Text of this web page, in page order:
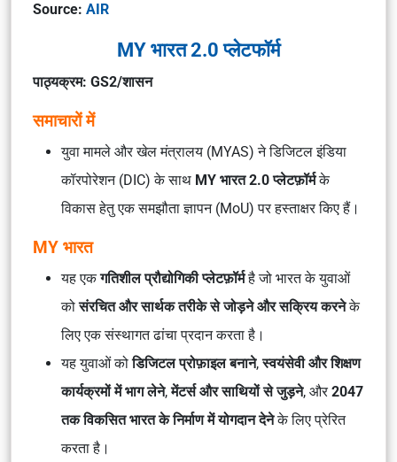
Source: AIR
MY भारत 2.0 प्लेटफॉर्म
पाठ्यक्रम: GS2/शासन
समाचारों में
युवा मामले और खेल मंत्रालय (MYAS) ने डिजिटल इंडिया
कॉरपोरेशन (DIC) के साथ MY भारत 2.0 प्लेटफ़ॉर्मके
विकास हेतु एक समझौता ज्ञापन (MoU) पर हस्ताक्षर किए हैं।
MY भारत
यह एकगतिशील प्रौद्योगिकी प्लेटफ़ॉर्महै जो भारत के युवाओं
कोसंरचित और सार्थक तरीके से जोड़ने और सक्रिय करनेके
लिए एक संस्थागत ढांचा प्रदान करता है।
यह युवाओं कोडिजिटल प्रोफ़ाइल बनाने,स्वयंसेवी और शिक्षण
कार्यक्रमों में भाग लेने,मेंटर्स और साथियों से जुड़ने, और 2047
तक विकसित भारत के निर्माण में योगदान देनेके लिए प्रेरित
करता है।